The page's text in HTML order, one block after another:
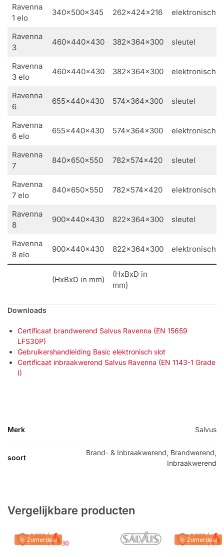
Ravenna
1 elo
340x500x345 262x424x216 elektronisch
Ravenna
3
460x440x430 382x364x300 sleutel
Ravenna
3 elo
460x440x430 382x364x300 elektronisch
Ravenna
6
655x440x430 574x364x300 sleutel
Ravenna
6 elo
655x440x430 574x364x300 elektronisch
Ravenna
7
840x650x550 782x574x420 sleutel
Ravenna
7 elo
840x650x550 782x574x420 elektronisch
Ravenna
8
900x440x430 822x364x300 sleutel
Ravenna
8 elo
900x440x430 822x364x300 elektronisch
(HxBxD in mm)
(HxBxD in
mm)
Downloads
Certificaat brandwerend Salvus Ravenna (EN 15659
LFS30P)
Gebruikershandleiding Basic elektronisch slot
Certificaat inbraakwerend Salvus Ravenna (EN 1143-1 Grade
I)
Merk Salvus
soort
Brand- & Inbraakwerend, Brandwerend,
Inbraakwerend
Vergelijkbare producten
🌞 Zomerdeal 🌞 Zomerdeal